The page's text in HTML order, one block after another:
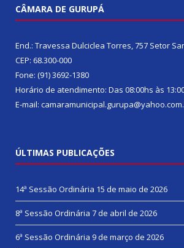
CÂMARA DE GURUPÁ
End.: Travessa Dulciclea Torres, 757 Setor
CEP: 68.300-000
Fone: (91) 3692-1380
Horário de atendimento: Das 08:00hs às
E-mail:
ÚLTIMAS PUBLICAÇÕES
14ª Sessão Ordinária 15 de maio de 2026
8ª Sessão Ordinária 7 de abril de 2026
6ª Sessão Ordinária 9 de março de 2026